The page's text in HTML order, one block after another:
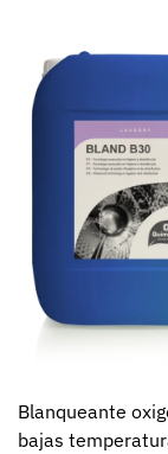
Blanqueante
bajas